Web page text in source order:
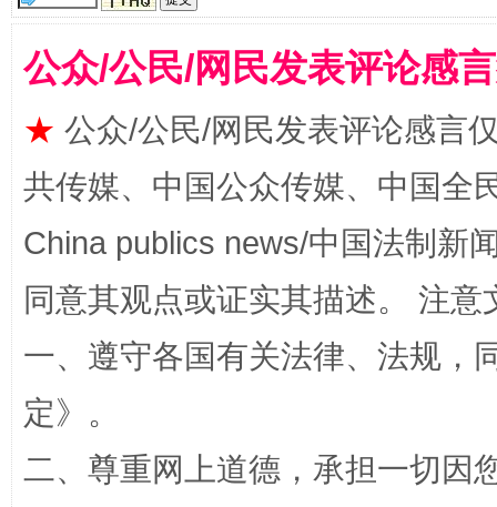
从幼儿园到大学，有这些资助 “
公众/公民/网民发表评论感
★ 公众/公民/网民发表评论感言
共传媒、中国公众传媒、中国全
China publics news/中国法制新
同意其观点或证实其描述。 注
一、遵守各国有关法律、法规，
定》。
二、尊重网上道德，承担一切因